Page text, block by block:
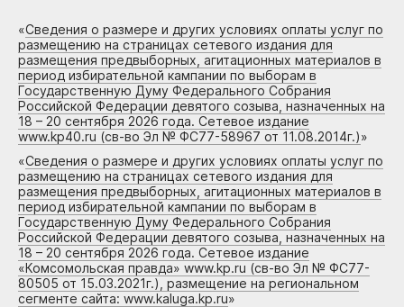
«Сведения о размере и других условиях оплаты услуг по
размещению на страницах сетевого издания для
размещения предвыборных, агитационных материалов в
период избирательной кампании по выборам в
Государственную Думу Федерального Собрания
Российской Федерации девятого созыва, назначенных на
18 – 20 сентября 2026 года. Сетевое издание
www.kp40.ru (св-во Эл № ФС77-58967 от 11.08.2014г.)»
«Сведения о размере и других условиях оплаты услуг по
размещению на страницах сетевого издания для
размещения предвыборных, агитационных материалов в
период избирательной кампании по выборам в
Государственную Думу Федерального Собрания
Российской Федерации девятого созыва, назначенных на
18 – 20 сентября 2026 года. Сетевое издание
«Комсомольская правда» www.kp.ru (св-во Эл № ФС77-
80505 от 15.03.2021г.), размещение на региональном
сегменте сайта: www.kaluga.kp.ru»